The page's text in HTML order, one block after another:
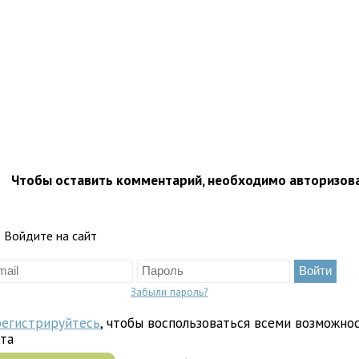
Чтобы оставить комментарий, необходимо
Войдите на сайт
Забыли пароль?
, чтобы воспользоваться всеми